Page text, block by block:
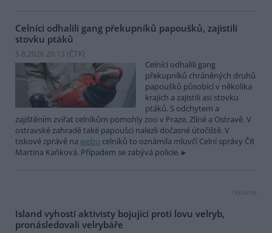
Celníci odhalili gang překupníků papoušků, zajistili
stovku ptáků
5.8.2026 20:13 (ČTK)
Celníci odhalili gang
překupníků chráněných druhů
papoušků působící v několika
krajích a zajistili asi stovku
ptáků. S odchytem a
zajištěním zvířat celníkům pomohly zoo v Praze, Zlíně a Ostravě. V
ostravské zahradě také papoušci nalezli dočasné útočiště. V
tiskové zprávě na webu celníků to oznámila mluvčí Celní správy ČR
Martina Kaňková. Případem se zabývá policie.
reklama
Island vyhostí aktivisty bojující proti lovu velryb,
pronásledovali velrybáře